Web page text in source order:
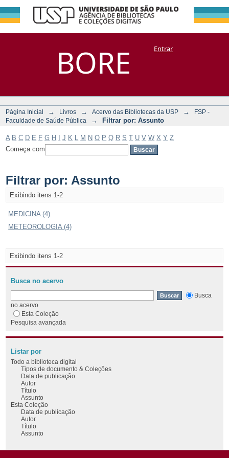
BORE
Filtrar por:
Assunto
DSpace/Manakin + CoriscoEntrar
Página Inicial → Livros → Acervo das Bibliotecas da USP →
FSP -
Faculdade de Saúde Pública
→ Filtrar por: Assunto
A B C D E F G H J K M N O P Q R S T U V W X Y Z
Começa com
Filtrar por: Assunto
Exibindo itens 1-2
MEDICINA (4)
METEOROLOGIA (4)
Exibindo itens 1-2
Busca no acervo
Busca
no acervo
Esta Coleção
Pesquisa avançada
Listar por
Todo a biblioteca digital
Tipos de documento & Coleções
Data de publicação
Autor
Título
Assunto
Esta Coleção
Data de publicação
Autor
Título
Assunto